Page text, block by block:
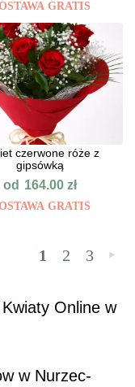
GRATIS
czerwone róże z
gipsówką
od 164.00zł
GRATIS
1 2 3 »
Online w
w Nurzec-